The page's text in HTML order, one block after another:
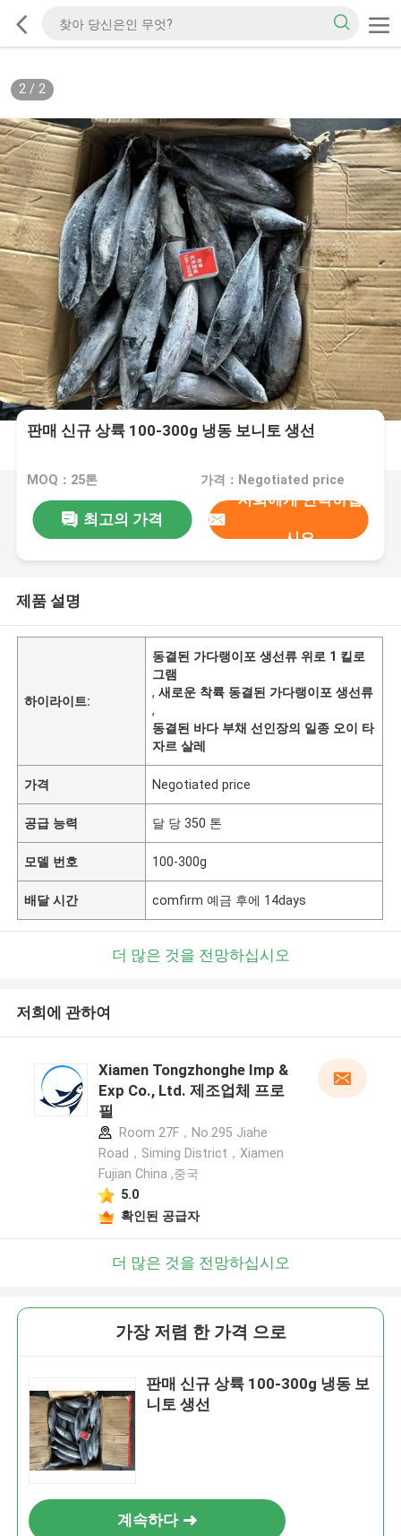
2/ 2
판매 신규 상륙 100-300g 냉동 보니토 생선
MOQ：25톤 가격：Negotiated price
최고의 가격
저희에게 연락하십
시오
제품 설명
하이라이트:
동결된 가다랭이포 생선류 위로 1 킬로
그램
,새로운 착륙 동결된 가다랭이포 생선류
,
동결된 바다 부채 선인장의 일종 오이 타
자르 살레
가격 Negotiated price
공급 능력 달 당 350 톤
모델 번호 100-300g
배달 시간 comfirm 예금 후에 14days
더 많은 것을 전망하십시오
저희에 관하여
Xiamen Tongzhonghe Imp &
Exp Co., Ltd. 제조업체 프로
필
Room 27F，No.295 Jiahe
Road，Siming District，Xiamen
Fujian China ,중국
5.0
확인된 공급자
더 많은 것을 전망하십시오
가장 저렴 한 가격 으로
판매 신규 상륙 100-300g 냉동 보
니토 생선
계속하다